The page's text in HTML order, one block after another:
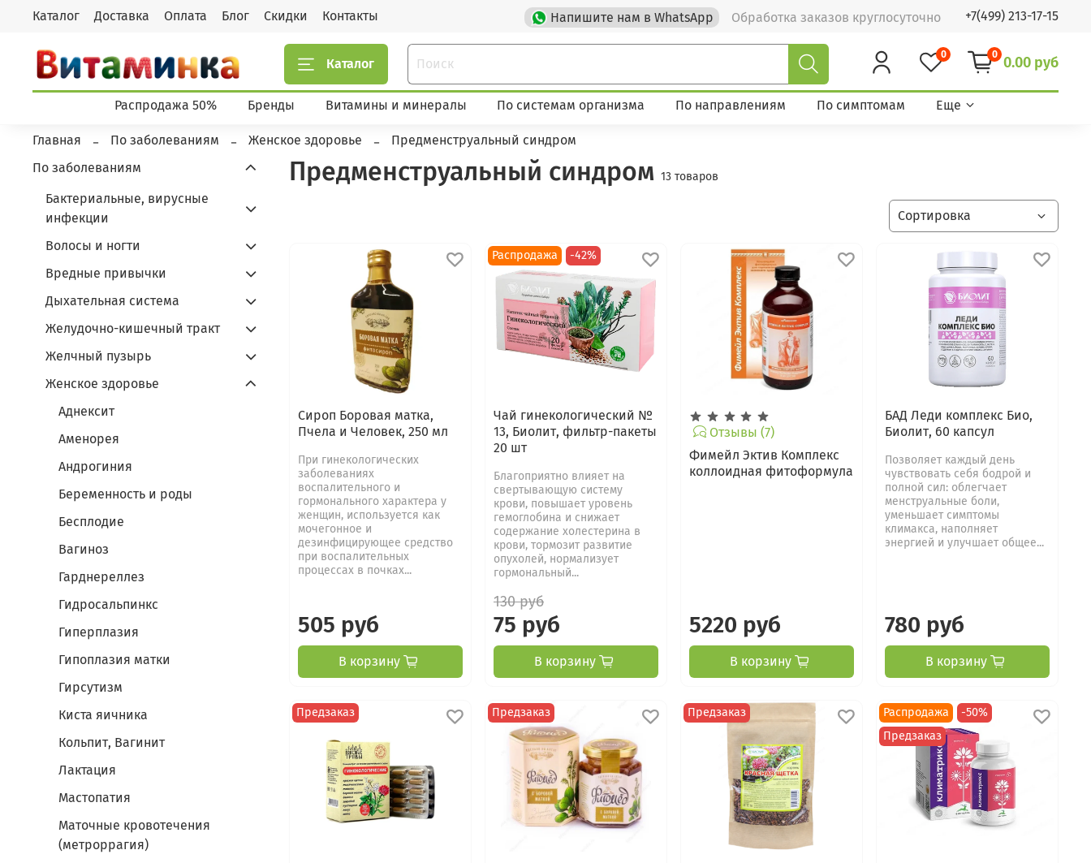
Каталог Доставка Оплата Блог Скидки Контакты Напишите нам в WhatsApp Обработка заказов круглосуточно +7(499) 213-17-15
Каталог
0 0 0.00 руб
Распродажа 50% Бренды Витамины и минералы По системам организма По направлениям По симптомам Еще
Главная По заболеваниям Женское здоровье Предменструальный синдром
Предменструальный синдром 13 товаров
Сироп Боровая матка,
Пчела и Человек, 250 мл
При гинекологических
заболеваниях
воспалительного и
гормонального характера у
женщин, используется как
мочегонное и
дезинфицирующее средство
при воспалительных
процессах в почках...
505 руб
В корзину
Распродажа -42%
Чай гинекологический №
13, Биолит, фильтр-пакеты
20 шт
Благоприятно влияет на
свертывающую систему
крови, повышает уровень
гемоглобина и снижает
содержание холестерина в
крови, тормозит развитие
опухолей, нормализует
гормональный...
130 руб
75 руб
В корзину
Отзывы (7)
Фимейл Эктив Комплекс
коллоидная фитоформула
5220 руб
В корзину
БАД Леди комплекс Био,
Биолит, 60 капсул
Позволяет каждый день
чувствовать себя бодрой и
полной сил: облегчает
менструальные боли,
уменьшает симптомы
климакса, наполняет
энергией и улучшает общее...
780 руб
В корзину
Предзаказ Предзаказ Предзаказ Распродажа
-50%
Предзаказ
По заболеваниям
Бактериальные, вирусные
инфекции
Волосы и ногти
Вредные привычки
Дыхательная система
Желудочно-кишечный тракт
Желчный пузырь
Женское здоровье
Аднексит
Аменорея
Андрогиния
Беременность и роды
Бесплодие
Вагиноз
Гарднереллез
Гидросальпинкс
Гиперплазия
Гипоплазия матки
Гирсутизм
Киста яичника
Кольпит, Вагинит
Лактация
Мастопатия
Маточные кровотечения
(метроррагия)